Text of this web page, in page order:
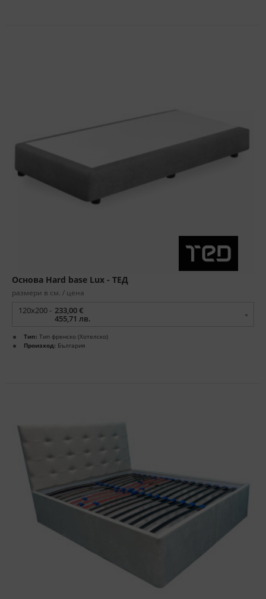
Основа Hard base Lux - ТЕД
размери в см. / цена
120x200 - 233,00 €
455,71 лв.
Тип: Тип френско (Хотелско)
Произход: България